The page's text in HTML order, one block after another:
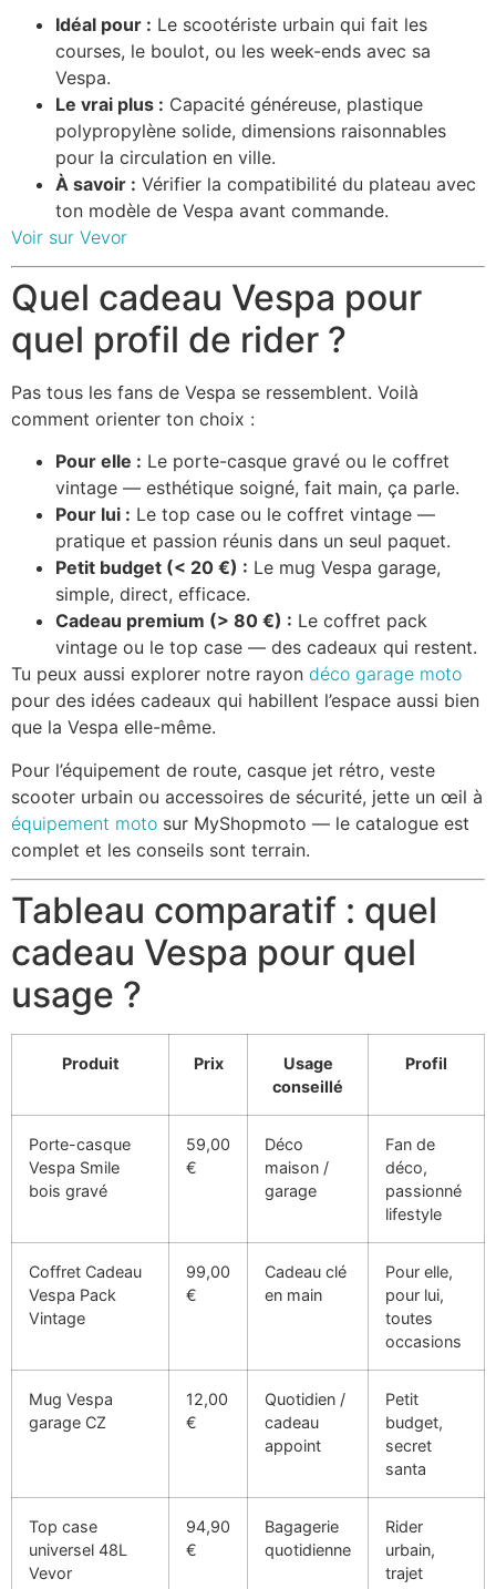
Idéal pour : Le scootériste urbain qui fait les
courses, le boulot, ou les week-ends avec sa
Vespa.
Le vrai plus : Capacité généreuse, plastique
polypropylène solide, dimensions raisonnables
pour la circulation en ville.
À savoir : Vérifier la compatibilité du plateau avec
ton modèle de Vespa avant commande.
Voir sur Vevor
Quel cadeau Vespa pour
quel profil de rider ?
Pas tous les fans de Vespa se ressemblent. Voilà
comment orienter ton choix :
Pour elle : Le porte-casque gravé ou le coffret
vintage — esthétique soigné, fait main, ça parle.
Pour lui : Le top case ou le coffret vintage —
pratique et passion réunis dans un seul paquet.
Petit budget (< 20 €) : Le mug Vespa garage,
simple, direct, efficace.
Cadeau premium (> 80 €) : Le coffret pack
vintage ou le top case — des cadeaux qui restent.
Tu peux aussi explorer notre rayon déco garage moto
pour des idées cadeaux qui habillent l’espace aussi bien
que la Vespa elle-même.
Pour l’équipement de route, casque jet rétro, veste
scooter urbain ou accessoires de sécurité, jette un œil à
équipement moto sur MyShopmoto — le catalogue est
complet et les conseils sont terrain.
Tableau comparatif : quel
cadeau Vespa pour quel
usage ?
Produit Prix
Usage
conseillé
Profil
Porte-casque
Vespa Smile
bois gravé
59,00
€
Déco
maison /
garage
Fan de
déco,
passionné
lifestyle
Coffret Cadeau
Vespa Pack
Vintage
99,00
€
Cadeau clé
en main
Pour elle,
pour lui,
toutes
occasions
Mug Vespa
garage CZ
12,00
€
Quotidien /
cadeau
appoint
Petit
budget,
secret
santa
Top case
universel 48L
Vevor
94,90
€
Bagagerie
quotidienne
Rider
urbain,
trajet